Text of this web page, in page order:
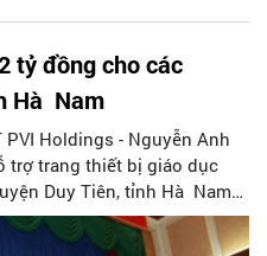
tỷ đồng cho các
Hà Nam
PVI Holdings - Nguyễn Anh
trợ trang thiết bị giáo dục
Duy Tiên, tỉnh Hà Nam
huyện Kim Bảng, tỉnh
non phục vụ nhân dân xã.